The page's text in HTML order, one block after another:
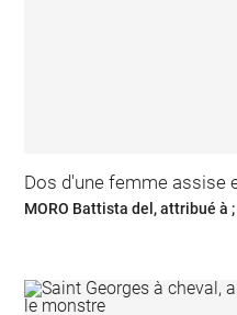
Dos d'une femme assise